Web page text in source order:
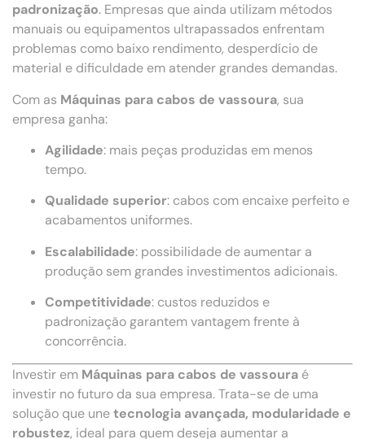
padronização. Empresas que ainda utilizam métodos
manuais ou equipamentos ultrapassados enfrentam
problemas como baixo rendimento, desperdício de
material e dificuldade em atender grandes demandas.
Com as Máquinas para cabos de vassoura, sua
empresa ganha:
Agilidade: mais peças produzidas em menos
tempo.
Qualidade superior: cabos com encaixe perfeito e
acabamentos uniformes.
Escalabilidade: possibilidade de aumentar a
produção sem grandes investimentos adicionais.
Competitividade: custos reduzidos e
padronização garantem vantagem frente à
concorrência.
Investir em Máquinas para cabos de vassoura é
investir no futuro da sua empresa. Trata-se de uma
solução que unetecnologia avançada, modularidade e
robustez, ideal para quem deseja aumentar a